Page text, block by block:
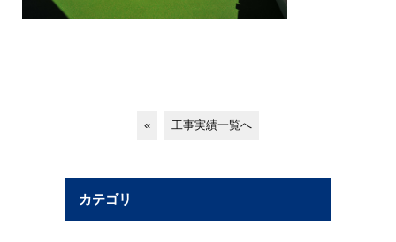
« 工事実績一覧へ
カテゴリ